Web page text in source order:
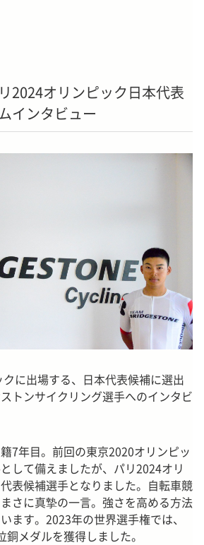
2024オリンピック日本代表
インタビュー
に出場する、日本代表候補に選出
トンサイクリング選手へのインタビ
7年目。前回の東京2020オリンピッ
して備えましたが、パリ2024オリ
表候補選手となりました。自転車競
さに真摯の一言。強さを高める方法
ます。2023年の世界選手権では、
メダルを獲得しました。